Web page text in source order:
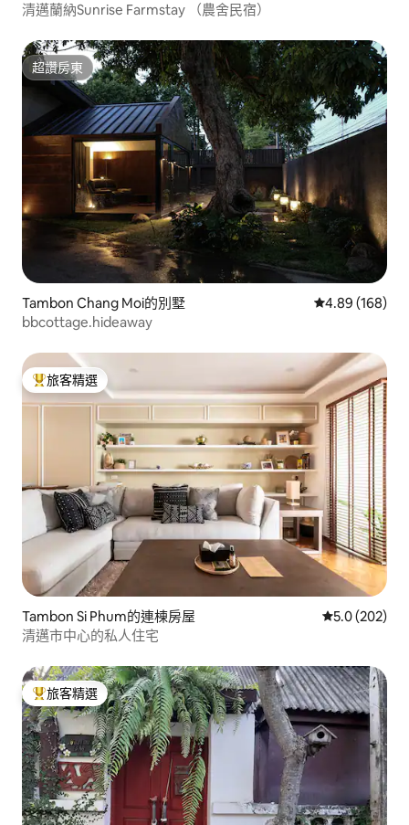
清邁蘭納Sunrise Farmstay （農舍民宿）
超讚房東
超讚房東
Tambon Chang Moi的別墅 從 168 則評價
4.89 (168)
bbcottage.hideaway
旅客精選榜首
旅客精選
Tambon Si Phum的連棟房屋 從 202 則評
5.0 (202)
清邁市中心的私人住宅
旅客精選榜首
旅客精選